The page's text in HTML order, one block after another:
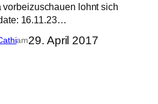
vorbeizuschauen lohnt sich
16.11.23…
am29. April 2017